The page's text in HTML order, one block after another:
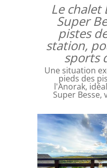
Le chalet
Super
pistes
station,
sports
Une situation
pieds des
l'Anorak,
Super